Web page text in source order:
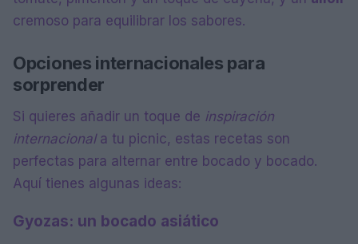
cremoso para equilibrar los sabores.
Opciones internacionales para
sorprender
Si quieres añadir un toque de inspiración
internacionala tu picnic, estas recetas son
perfectas para alternar entre bocado y bocado.
Aquí tienes algunas ideas:
Gyozas: un bocado asiático